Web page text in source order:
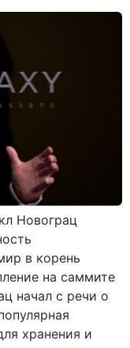
Новограц
в корень
на саммите
начал с речи о
хранения и